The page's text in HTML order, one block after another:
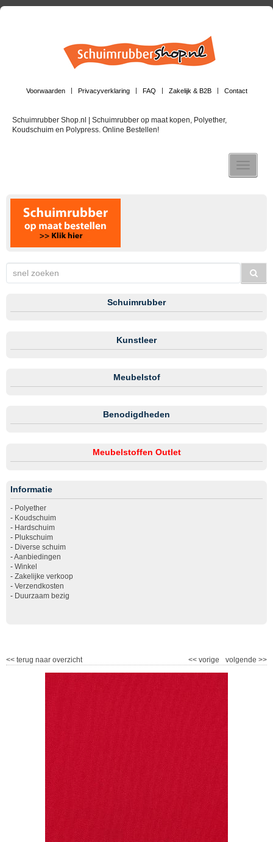
Voorwaarden Privacyverklaring FAQ Zakelijk & B2B Contact
Schuimrubber Shop.nl | Schuimrubber op maat kopen, Polyether,
Koudschuim en Polypress. Online Bestellen!
Toggle
Schuimrubber
Kunstleer
Meubelstof
Benodigdheden
Meubelstoffen Outlet
Informatie
- Polyether
- Koudschuim
- Hardschuim
- Plukschuim
- Diverse schuim
-Aanbiedingen
- Winkel
- Zakelijke verkoop
- Verzendkosten
- Duurzaam bezig
<< terug naar overzicht volgende >>
<< vorige